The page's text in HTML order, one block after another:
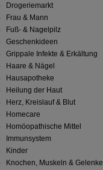
Drogeriemarkt
Frau & Mann
Fuß- & Nagelpilz
Geschenkideen
Grippale Infekte & Erkältung
Haare & Nägel
Hausapotheke
Heilung der Haut
Herz, Kreislauf & Blut
Homecare
Homöopathische Mittel
Immunsystem
Kinder
Knochen, Muskeln & Gelenke